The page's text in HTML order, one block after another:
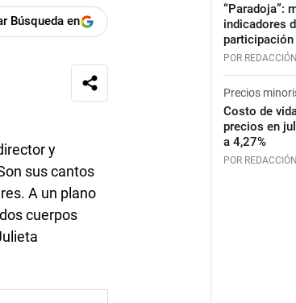
Búsqueda en
y
sus cantos
A un plano
cuerpos
“Paradoja”:
indicadores
POR
Precios
Costo de
precios en
a 4,27%
POR